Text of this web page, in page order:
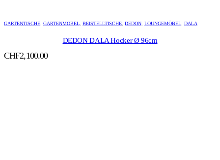
GARTENTISCHE GARTENMÖBEL BEISTELLTISCHE DEDON LOUNGEMÖBEL DALA
DEDON DALA Hocker Ø 96cm
CHF2,100.00